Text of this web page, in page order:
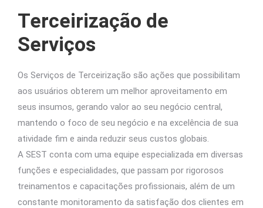
Terceirização de
Serviços
Os Serviços de Terceirização são ações que possibilitam
aos usuários obterem um melhor aproveitamento em
seus insumos, gerando valor ao seu negócio central,
mantendo o foco de seu negócio e na excelência de sua
atividade fim e ainda reduzir seus custos globais.
A SEST conta com uma equipe especializada em diversas
funções e especialidades, que passam por rigorosos
treinamentos e capacitações profissionais, além de um
constante monitoramento da satisfação dos clientes em